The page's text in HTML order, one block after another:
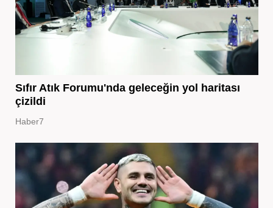
Sıfır Atık Forumu'nda geleceğin yol haritası
çizildi
Haber7